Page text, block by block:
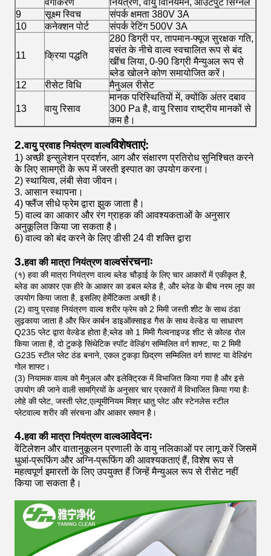
9
सूक्ष्म स्विच
संपर्क क्षमता 380V 3A
10
कनेक्शन पोर्ट संपर्क रेटिंग 500V 3A
11 क्रिया पद्धति
280 डिग्री पर, तापमान-फ्यूज सुरक्षक गति,
वसंत के नीचे वाल्व स्वचालित रूप से बंद
खींच लिया, 0-90 डिग्री मैन्युअल रूप से
ब्लेड खोलने कोण समायोजित करें।
12
रीसेट विधि मैनुअल रीसेट
13 वायु रिसाव
मानक परिस्थितियों में, क्योंकि अंतर दबाव
300 Pa है, वायु रिसाव राष्ट्रीय मानकों से
कम है।
2.वायु प्रवाह नियंत्रण वाल्वविशेषताएं:
1) अच्छी इन्सुलेशन प्रदर्शन, आग और संक्षारण प्रतिरोध सुनिश्चित करने
के लिए सामग्री के रूप में जस्ती इस्पात का उपयोग करना।
2) स्थायित्व, लंबी सेवा जीवन।
3. आसान स्थापना।
4) फ्लैंज सीधे फ्रेम द्वारा झुक जाता है।
5) वाल्व का आकार और रंग ग्राहक की आवश्यकताओं के अनुसार
अनुकूलित किया जा सकता है।
6) वाल्व को बंद करने के लिए डीसी 24 वी शक्ति द्वारा
3.हवा की मात्रा नियंत्रण वाल्वसंरचनाः
(१) हवा की मात्रा नियंत्रण वाल्व ब्लेड चौड़ाई के लिए चार आकारों में एकीकृत है,
ब्लेड का आकार एक हीरे के आकार का डबल ब्लेड है, और ब्लेड के बीच नरम लूप का
उपयोग किया जाता है, इसलिए हेर्मेटिकता अच्छी है।
(2) वायु प्रवाह नियंत्रण वाल्व शरीर फ्रेम को 2 मिमी जस्ती शीट के साथ ठंडा
लुढ़काया जाता है और फिर कार्बन डाइऑक्साइड गैस के साथ वेल्डेड या साधारण
Q235 प्लेट द्वारा वेल्डेड होता है;ब्लेड को 1 मिमी गैल्वनाइज्ड शीट से कोल्ड रोल
किया जाता है, दो टुकड़े सिंथेटिक स्पॉट वेल्डिंग सम्मिलित वर्ग शाफ्ट, या 2 मिमी
G235 स्टील प्लेट ठंड बनाने, एकल टुकड़ा छिद्रण सम्मिलित वर्ग शाफ्ट या वेल्डिंग
गोल शाफ्ट।
(3) नियामक वाल्व को मैनुअल और इलेक्ट्रिक में विभाजित किया गया है और इसे
उपयोग की जाने वाली सामग्रियों के अनुसार चार प्रकारों में विभाजित किया गया हैः
लोहे की प्लेट, जस्ती प्लेट,एल्यूमीनियम मिश्र धातु प्लेट और स्टेनलेस स्टील
प्लेटवाल्व शरीर की संरचना और आकार समान है।
4.हवा की मात्रा नियंत्रण वाल्वआवेदनः
वेंटिलेशन और वातानुकूलन प्रणाली के वायु नलिकाओं पर लागू करें जिसमें
धुआं-प्रूफिंग और अग्नि-प्रूफिंग की आवश्यकताएं हैं, विशेष रूप से
महत्वपूर्ण इमारतों के लिए उपयुक्त हैं जिन्हें मैन्युअल रूप से रीसेट नहीं
किया जा सकता है।